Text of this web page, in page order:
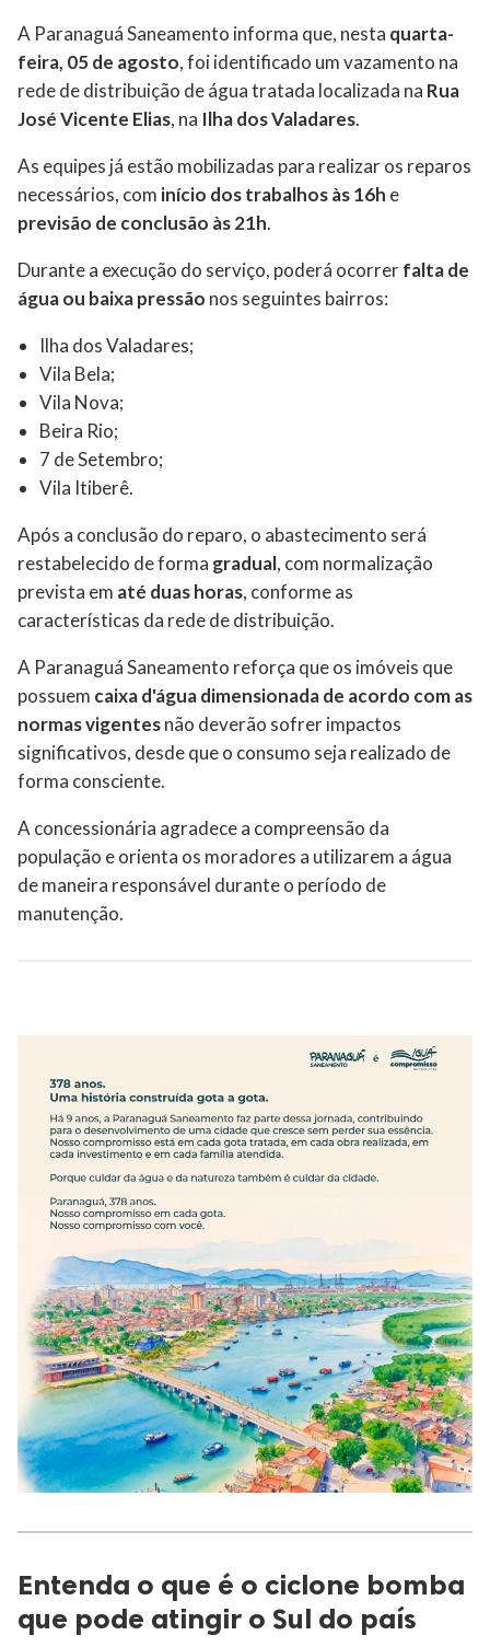
A Paranaguá Saneamento informa que, nesta quarta-
feira, 05 de agosto, foi identificado um vazamento na
rede de distribuição de água tratada localizada na Rua
José Vicente Elias, na Ilha dos Valadares.
As equipes já estão mobilizadas para realizar os reparos
necessários, com início dos trabalhos às 16h e
previsão de conclusão às 21h.
Durante a execução do serviço, poderá ocorrerfalta de
água ou baixa pressão nos seguintes bairros:
Ilha dos Valadares;
Vila Bela;
Vila Nova;
Beira Rio;
7 de Setembro;
Vila Itiberê.
Após a conclusão do reparo, o abastecimento será
restabelecido de forma gradual, com normalização
prevista em até duas horas, conforme as
características da rede de distribuição.
A Paranaguá Saneamento reforça que os imóveis que
possuem caixa d'água dimensionada de acordo com as
normas vigentesnão deverão sofrer impactos
significativos, desde que o consumo seja realizado de
forma consciente.
A concessionária agradece a compreensão da
população e orienta os moradores a utilizarem a água
de maneira responsável durante o período de
manutenção.
Entenda o que é o ciclone bomba
que pode atingir o Sul do país